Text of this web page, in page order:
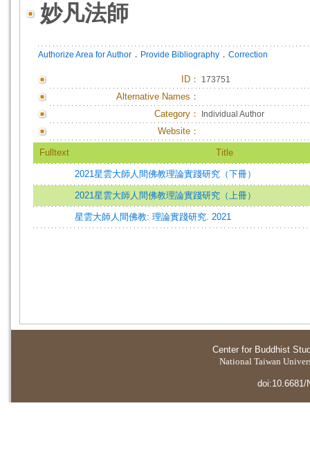
妙凡法師
Authorize Area for Author ． Provide Bibliography ． Correction
ID ： 173751
Alternative Names：
Category：
Individual Author
Website：
Fulltext Title
2021星雲大師人間佛教理論實踐研究（下冊）
2021星雲大師人間佛教理論實踐研究（上冊）
星雲大師人間佛教: 理論實踐研究. 2021
Center for Buddhist
National Taiwan
doi:10.6681/